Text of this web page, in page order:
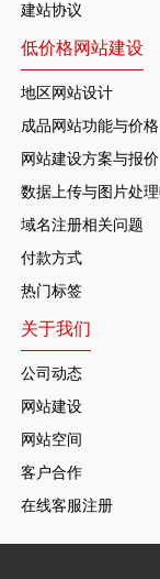
建站协议
低价格网站建设
地区网站设计
成品网站功能与价格
网站建设方案与报价
数据上传与图片处
域名注册相关问题
付款方式
热门标签
关于我们
公司动态
网站建设
网站空间
客户合作
在线客服注册